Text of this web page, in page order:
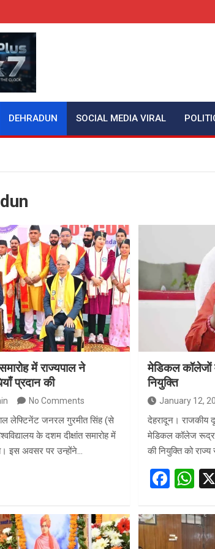
24×7
DEHRADUN SOCIAL MEDIA VIRAL
में राज्यपाल ने
प्रदान की
No Comments
लेफ्टिनेंट जनरल गुरमीत सिंह (से
के दशम दीक्षांत समारोह में
इस अवसर पर उन्होंने…
मेडिकल कॉलेजों
नियुक्ति
January 12,
देहरादून। राजकीय
मेडिकल कॉलेज
की नियुक्ति को
F
ce
b
W
at
s